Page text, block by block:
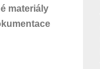
materiály